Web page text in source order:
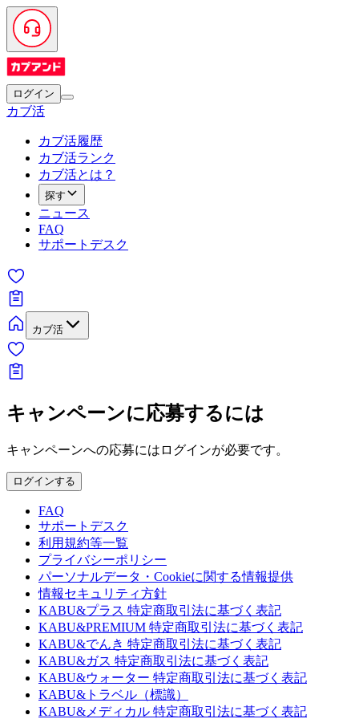
ログイン
カブ活
カブ活履歴
カブ活ランク
カブ活とは？
探す
ニュース
FAQ
サポートデスク
カブ活
キャンペーンに応募するには
キャンペーンへの応募にはログインが必要です。
ログインする
FAQ
サポートデスク
利用規約等一覧
プライバシーポリシー
パーソナルデータ・Cookieに関する情報提供
情報セキュリティ方針
KABU&プラス 特定商取引法に基づく表記
KABU&PREMIUM 特定商取引法に基づく表記
KABU&でんき 特定商取引法に基づく表記
KABU&ガス 特定商取引法に基づく表記
KABU&ウォーター 特定商取引法に基づく表記
KABU&トラベル（標識）
KABU&メディカル 特定商取引法に基づく表記